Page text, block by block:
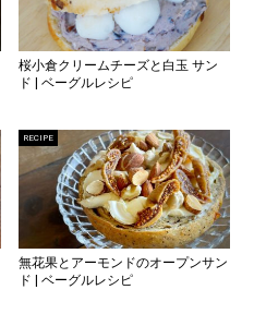
桜小倉クリームチーズと白玉 サン
ド | ベーグルレシピ
無花果とアーモンドのオープンサン
ド | ベーグルレシピ
RECIPE